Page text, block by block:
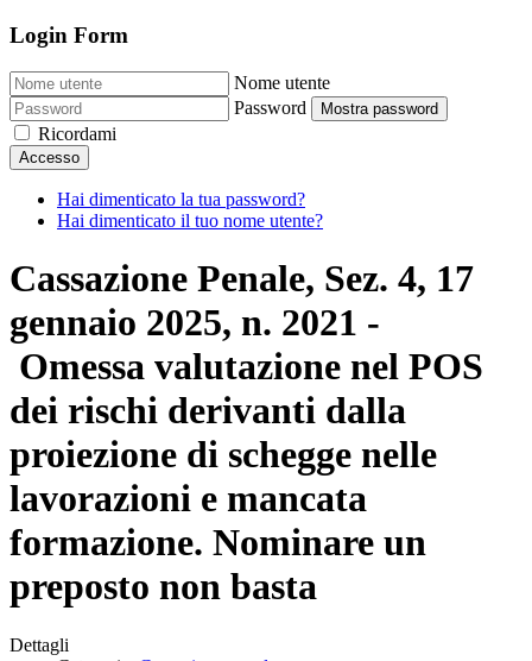
Login Form
Nome utente
Password
Mostra password
Ricordami
Accesso
Hai dimenticato la tua password?
Hai dimenticato il tuo nome utente?
Cassazione Penale, Sez. 4, 17
gennaio 2025, n. 2021 -
Omessa valutazione nel POS
dei rischi derivanti dalla
proiezione di schegge nelle
lavorazioni e mancata
formazione. Nominare un
preposto non basta
Dettagli